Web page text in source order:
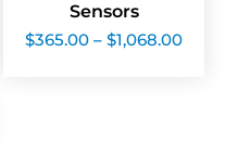
Sensors
$365.00 – $1,068.00range: